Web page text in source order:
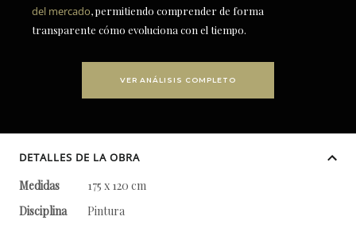
del mercado, permitiendo comprender de forma
transparente cómo evoluciona con el tiempo.
VER ANÁLISIS COMPLETO
DETALLES DE LA OBRA
Medidas
175 x 120 cm
Disciplina
Pintura